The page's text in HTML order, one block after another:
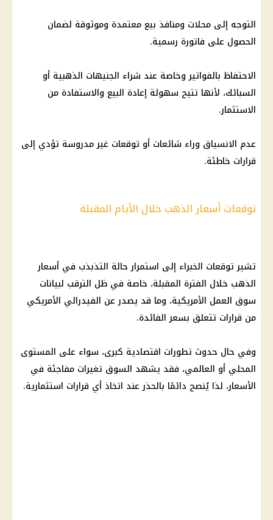
التوجه إلى محلات ومنافذ بيع معتمدة وموثوقة لضمان
الحصول على فاتورة رسمية.
الاحتفاظ بالفواتير وخاصة عند شراء الجنيهات الذهبية أو
السبائك، لأنها تتيح سهولة إعادة البيع والاستفادة من
الاستثمار.
عدم الانسياق وراء شائعات أو توقعات غير مدروسة تؤدي إلى
قرارات خاطئة.
توقعات أسعار الذهب خلال الأيام المقبلة
تشير توقعات الخبراء إلى استمرار حالة التذبذب في أسعار
الذهب خلال الفترة المقبلة، خاصة في ظل الترقب لبيانات
سوق العمل الأمريكية، وما قد يصدر عن الفيدرالي الأمريكي
من قرارات تتعلق بسعر الفائدة.
وفي حال حدوث تطورات اقتصادية كبرى، سواء على المستوى
المحلي أو العالمي، فقد يشهد السوق تغيرات مفاجئة في
الأسعار، لذا يُنصح دائمًا بالحذر عند اتخاذ أي قرارات استثمارية.